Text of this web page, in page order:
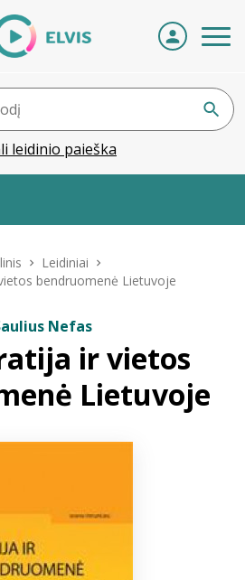
leidinio paieška
Leidiniai
bendruomenė Lietuvoje
Nefas
ir vietos
Lietuvoje